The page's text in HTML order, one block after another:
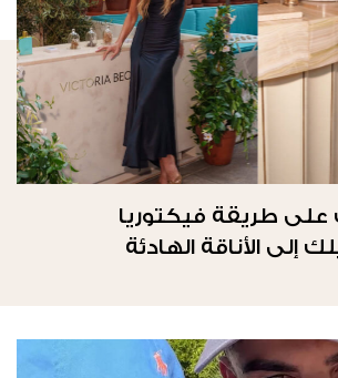
على طريقة فيكتوريا
إلى الأناقة الهادئة